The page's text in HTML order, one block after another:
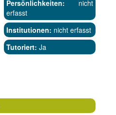
Persönlichkeiten: nicht
erfasst
Institutionen: nicht erfasst
Tutoriert: Ja